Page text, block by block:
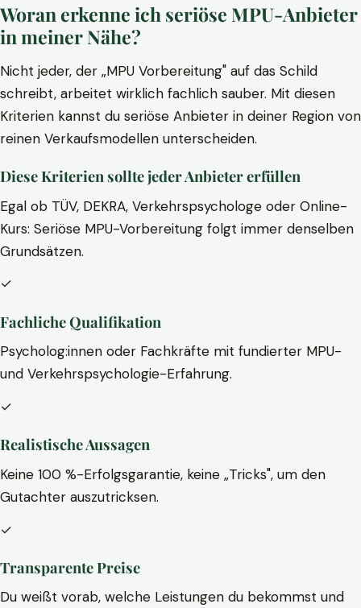
Woran erkenne ich seriöse MPU-Anbieter
in meiner Nähe?
Nicht jeder, der „MPU Vorbereitung" auf das Schild
schreibt, arbeitet wirklich fachlich sauber. Mit diesen
Kriterien kannst du seriöse Anbieter in deiner Region von
reinen Verkaufsmodellen unterscheiden.
Diese Kriterien sollte jeder Anbieter erfüllen
Egal ob TÜV, DEKRA, Verkehrspsychologe oder Online-
Kurs: Seriöse MPU-Vorbereitung folgt immer denselben
Grundsätzen.
✓
Fachliche Qualifikation
Psycholog:innen oder Fachkräfte mit fundierter MPU-
und Verkehrspsychologie-Erfahrung.
✓
Realistische Aussagen
Keine 100 %-Erfolgsgarantie, keine „Tricks", um den
Gutachter auszutricksen.
✓
Transparente Preise
Du weißt vorab, welche Leistungen du bekommst und